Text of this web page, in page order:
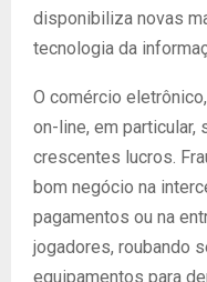
disponibiliza novas
tecnologia da
O comércio
on-line, em particular,
crescentes lucros.
bom negócio na
pagamentos ou na
jogadores, roubando
equipamentos para